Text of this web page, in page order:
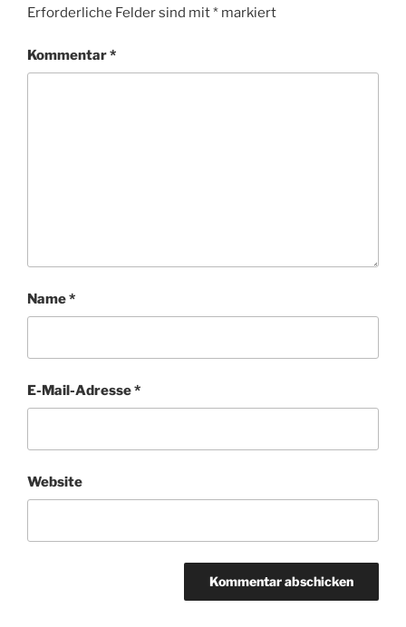
Erforderliche Felder sind mit* markiert
Kommentar*
Name*
E-Mail-Adresse*
Website